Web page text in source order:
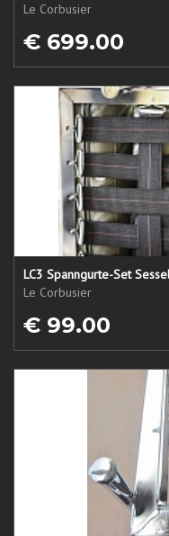
Le Corbusier
€ 699.00
LC3 Spanngurte-Set
Le Corbusier
€ 99.00